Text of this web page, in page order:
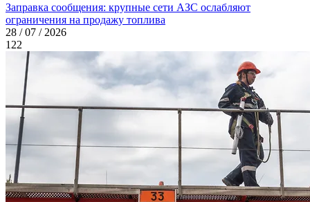
Заправка сообщения: крупные сети АЗС ослабляют
ограничения на продажу топлива
28 / 07 / 2026
122